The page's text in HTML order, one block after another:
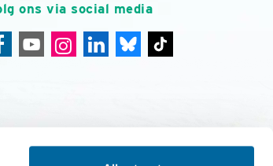
ons via social media